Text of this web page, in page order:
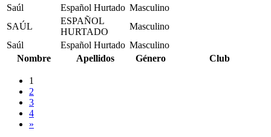
Saúl
Español Hurtado Masculino
SAÚL
ESPAÑOL
HURTADO
Masculino
Saúl
Español Hurtado Masculino
Nombre
Apellidos Género Club
1
2
3
4
»